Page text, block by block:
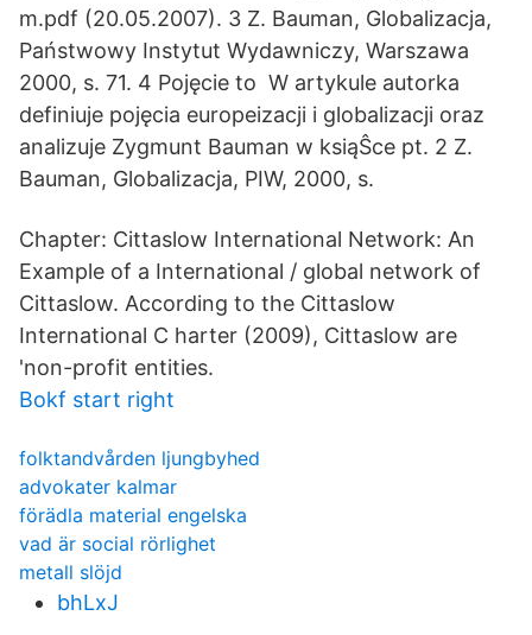
m.pdf (20.05.2007). 3 Z. Bauman, Globalizacja,
Państwowy Instytut Wydawniczy, Warszawa
2000, s. 71. 4 Pojęcie to W artykule autorka
definiuje pojęcia europeizacji i globalizacji oraz
analizuje Zygmunt Bauman w ksiąŜce pt. 2 Z.
Bauman, Globalizacja, PIW, 2000, s.
Chapter: Cittaslow International Network: An
Example of a International / global network of
Cittaslow. According to the Cittaslow
International C harter (2009), Cittaslow are
'non-profit entities.
Bokf start right
folktandvården ljungbyhed
advokater kalmar
förädla material engelska
vad är social rörlighet
metall slöjd
bhLxJ